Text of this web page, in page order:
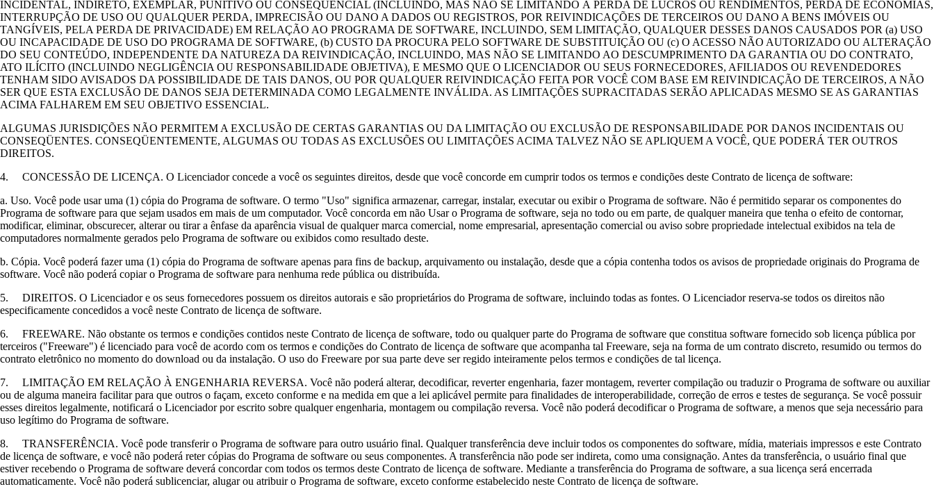
INCIDENTAL, INDIRETO, EXEMPLAR, PUNITIVO OU CONSEQÜENCIAL (INCLUINDO, MAS NÃO SE LIMITANDO À PERDA DE LUCROS OU RENDIMENTOS, PERDA DE ECONOMIAS,
INTERRUPÇÃO DE USO OU QUALQUER PERDA, IMPRECISÃO OU DANO A DADOS OU REGISTROS, POR REIVINDICAÇÕES DE TERCEIROS OU DANO A BENS IMÓVEIS OU
TANGÍVEIS, PELA PERDA DE PRIVACIDADE) EM RELAÇÃO AO PROGRAMA DE SOFTWARE, INCLUINDO, SEM LIMITAÇÃO, QUALQUER DESSES DANOS CAUSADOS POR (a) USO
OU INCAPACIDADE DE USO DO PROGRAMA DE SOFTWARE, (b) CUSTO DA PROCURA PELO SOFTWARE DE SUBSTITUIÇÃO OU (c) O ACESSO NÃO AUTORIZADO OU ALTERAÇÃO
DO SEU CONTEÚDO, INDEPENDENTE DA NATUREZA DA REIVINDICAÇÃO, INCLUINDO, MAS NÃO SE LIMITANDO AO DESCUMPRIMENTO DA GARANTIA OU DO CONTRATO,
ATO ILÍCITO (INCLUINDO NEGLIGÊNCIA OU RESPONSABILIDADE OBJETIVA), E MESMO QUE O LICENCIADOR OU SEUS FORNECEDORES, AFILIADOS OU REVENDEDORES
TENHAM SIDO AVISADOS DA POSSIBILIDADE DE TAIS DANOS, OU POR QUALQUER REIVINDICAÇÃO FEITA POR VOCÊ COM BASE EM REIVINDICAÇÃO DE TERCEIROS, A NÃO
SER QUE ESTA EXCLUSÃO DE DANOS SEJA DETERMINADA COMO LEGALMENTE INVÁLIDA. AS LIMITAÇÕES SUPRACITADAS SERÃO APLICADAS MESMO SE AS GARANTIAS
ACIMA FALHAREM EM SEU OBJETIVO ESSENCIAL.
ALGUMAS JURISDIÇÕES NÃO PERMITEM A EXCLUSÃO DE CERTAS GARANTIAS OU DA LIMITAÇÃO OU EXCLUSÃO DE RESPONSABILIDADE POR DANOS INCIDENTAIS OU
CONSEQÜENTES. CONSEQÜENTEMENTE, ALGUMAS OU TODAS AS EXCLUSÕES OU LIMITAÇÕES ACIMA TALVEZ NÃO SE APLIQUEM A VOCÊ, QUE PODERÁ TER OUTROS
DIREITOS.
4. CONCESSÃO DE LICENÇA. O Licenciador concede a você os seguintes direitos, desde que você concorde em cumprir todos os termos e condições deste Contrato de licença de software:
a. Uso. Você pode usar uma (1) cópia do Programa de software. O termo "Uso" significa armazenar, carregar, instalar, executar ou exibir o Programa de software. Não é permitido separar os componentes do
Programa de software para que sejam usados em mais de um computador. Você concorda em não Usar o Programa de software, seja no todo ou em parte, de qualquer maneira que tenha o efeito de contornar,
modificar, eliminar, obscurecer, alterar ou tirar a ênfase da aparência visual de qualquer marca comercial, nome empresarial, apresentação comercial ou aviso sobre propriedade intelectual exibidos na tela de
computadores normalmente gerados pelo Programa de software ou exibidos como resultado deste.
b. Cópia. Você poderá fazer uma (1) cópia do Programa de software apenas para fins de backup, arquivamento ou instalação, desde que a cópia contenha todos os avisos de propriedade originais do Programa de
software. Você não poderá copiar o Programa de software para nenhuma rede pública ou distribuída.
5. DIREITOS. O Licenciador e os seus fornecedores possuem os direitos autorais e são proprietários do Programa de software, incluindo todas as fontes. O Licenciador reserva-se todos os direitos não
especificamente concedidos a você neste Contrato de licença de software.
6. FREEWARE. Não obstante os termos e condições contidos neste Contrato de licença de software, todo ou qualquer parte do Programa de software que constitua software fornecido sob licença pública por
terceiros ("Freeware") é licenciado para você de acordo com os termos e condições do Contrato de licença de software que acompanha tal Freeware, seja na forma de um contrato discreto, resumido ou termos do
contrato eletrônico no momento do download ou da instalação. O uso do Freeware por sua parte deve ser regido inteiramente pelos termos e condições de tal licença.
7. LIMITAÇÃO EM RELAÇÃO À ENGENHARIA REVERSA. Você não poderá alterar, decodificar, reverter engenharia, fazer montagem, reverter compilação ou traduzir o Programa de software ou auxiliar
ou de alguma maneira facilitar para que outros o façam, exceto conforme e na medida em que a lei aplicável permite para finalidades de interoperabilidade, correção de erros e testes de segurança. Se você possuir
esses direitos legalmente, notificará o Licenciador por escrito sobre qualquer engenharia, montagem ou compilação reversa. Você não poderá decodificar o Programa de software, a menos que seja necessário para
uso legítimo do Programa de software.
8. TRANSFERÊNCIA. Você pode transferir o Programa de software para outro usuário final. Qualquer transferência deve incluir todos os componentes do software, mídia, materiais impressos e este Contrato
de licença de software, e você não poderá reter cópias do Programa de software ou seus componentes. A transferência não pode ser indireta, como uma consignação. Antes da transferência, o usuário final que
estiver recebendo o Programa de software deverá concordar com todos os termos deste Contrato de licença de software. Mediante a transferência do Programa de software, a sua licença será encerrada
automaticamente. Você não poderá sublicenciar, alugar ou atribuir o Programa de software, exceto conforme estabelecido neste Contrato de licença de software.